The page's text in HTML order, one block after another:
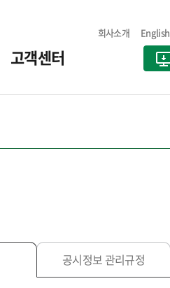
고객센터
회사소개 English
공시정보 관리규정